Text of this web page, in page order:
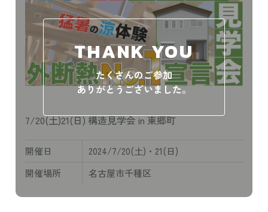
THANK YOU
たくさんのご参加
ありがとうございました。
7/20(土)21(日) 構造見学会 in 東郷町
開催日
2024/7/20(土)・21(日)
開催場所
名古屋市千種区